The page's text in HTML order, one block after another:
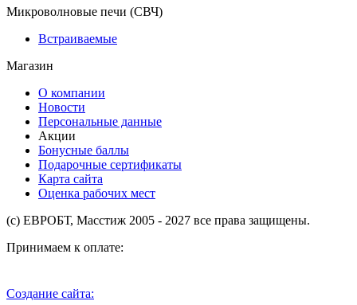
Микроволновые печи (СВЧ)
Встраиваемые
Магазин
О компании
Новости
Персональные данные
Акции
Бонусные баллы
Подарочные сертификаты
Карта сайта
Оценка рабочих мест
(с) ЕВРОБТ, Масстиж 2005 - 2027 все права защищены.
Принимаем к оплате:
Создание сайта: